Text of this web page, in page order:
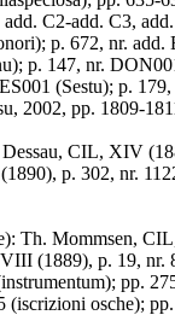
C2-add. C3,
p. 672, nr.
p. 147, nr.
(Sestu); p.
2002, pp. 1809-
CIL, XIV
p. 302, nr.
Th. Mommsen,
(1889), p. 19,
pp.
(iscrizioni osche);